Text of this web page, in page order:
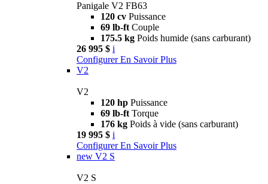
Panigale V2 FB63
120 cv Puissance
69 lb-ft Couple
175.5 kg Poids humide (sans carburant)
26 995 $ i
Configurer En Savoir Plus
V2
V2
120 hp Puissance
69 lb-ft Torque
176 kg Poids à vide (sans carburant)
19 995 $ i
Configurer En Savoir Plus
new V2 S
V2 S